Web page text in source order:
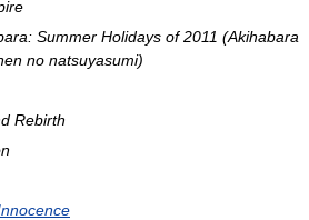
Summer Holidays of 2011 (Akihabara
no natsuyasumi)
Rebirth